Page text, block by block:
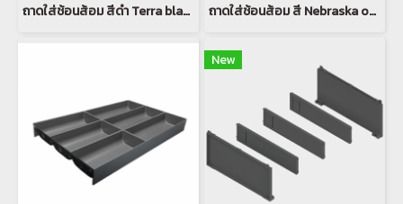
ถาดใส่ช้อนส้อม สีดำ Terra black matt ถาดใส่ช้อนส้อม สี Nebraska oak
New